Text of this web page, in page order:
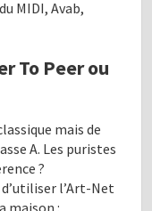
MIDI, Avab,
To Peer ou
mais de
A. Les puristes
?
l’Art-Net
maison :